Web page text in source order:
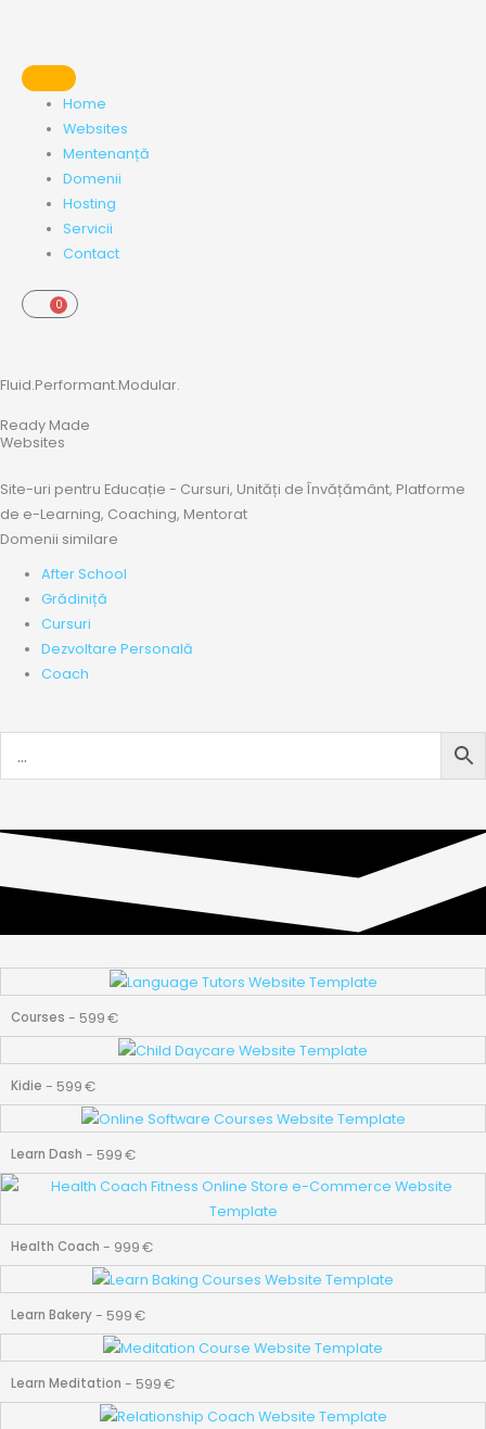
content
Home
Websites
Mentenanță
Domenii
Hosting
Servicii
Contact
0
Cart
Fluid.Performant.Modular.
Ready Made
Websites
Site-uri pentru Educație - Cursuri, Unități de Învățământ, Platforme
de e-Learning, Coaching, Mentorat
Domenii similare
After School
Grădiniță
Cursuri
Dezvoltare Personală
Coach
Courses - 599€
Kidie - 599€
Learn Dash - 599€
Health Coach - 999€
Learn Bakery- 599€
Learn Meditation - 599€